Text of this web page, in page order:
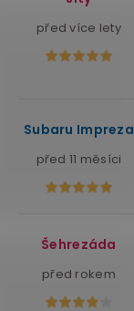
před více lety
Subaru Impreza
před 11 měsíci
Šehrezáda
před rokem